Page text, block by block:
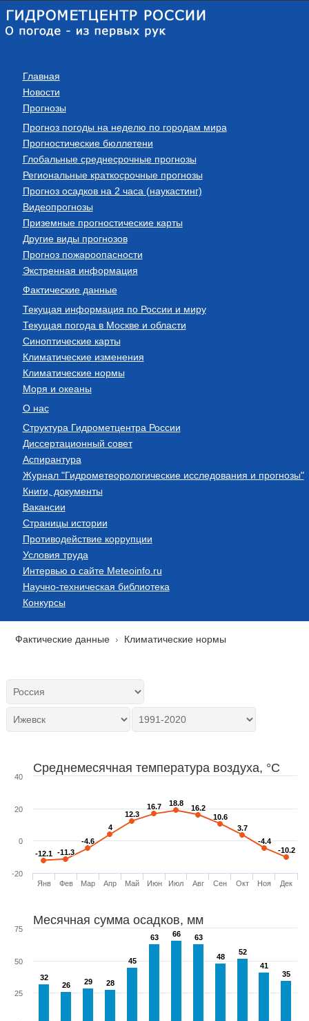
Главная
Новости
Прогнозы
Прогноз погоды на неделю по городам мира
Прогностические бюллетени
Глобальные среднесрочные прогнозы
Региональные краткосрочные прогнозы
Прогноз осадков на 2 часа (наукастинг)
Видеопрогнозы
Приземные прогностические карты
Другие виды прогнозов
Прогноз пожароопасности
Экстренная информация
Фактические данные
Текущая информация по России и миру
Текущая погода в Москве и области
Синоптические карты
Климатические изменения
Климатические нормы
Моря и океаны
О нас
Структура Гидрометцентра России
Диссертационный совет
Аспирантура
Журнал "Гидрометеорологические исследования и прогнозы"
Книги, документы
Вакансии
Страницы истории
Противодействие коррупции
Условия труда
Интервью о сайте Meteoinfo.ru
Научно-техническая библиотека
Конкурсы
Фактические данные Климатические нормы
Среднемесячная температура воздуха, °C
-12.1
-12.1 -11.3
-11.3
-4.6
-4.6
4
4
12.3
12.3
16.7
16.7 18.8
18.8
16.2
16.2
10.6
10.6
3.7
3.7
-4.4
-4.4
-10.2
-10.2
Янв Фев Мар Апр Май Июн Июл Авг Сен Окт Ноя Дек
-20
0
20
40
Месячная сумма осадков, мм
32
32
26
26 29
29 28
28
45
45
63
63 66
66 63
63
48
48
52
52
41
41
35
35
25
50
75